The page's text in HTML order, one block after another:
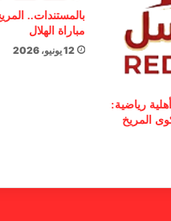
رياضية:
المريخ
بالمستندات..
مباراة الهلال
12 يونيو، 2026